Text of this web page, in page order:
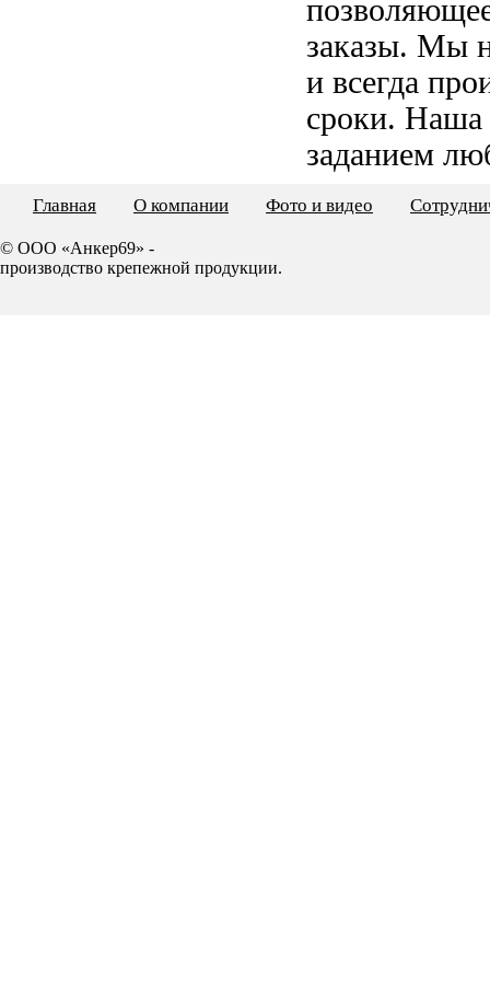
заказы. Мы
и всегда
сроки. Наша
заданием
Главная О компании Фото и видео
© ООО «Анкер69» -
производство крепежной продукции.